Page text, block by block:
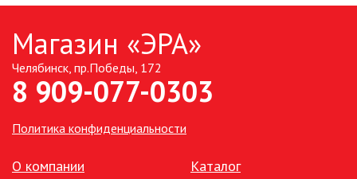
Магазин «ЭРА»
Челябинск, пр.Победы, 172
8 909-077-0303
Политика конфиденциальности
О компании
Каталог